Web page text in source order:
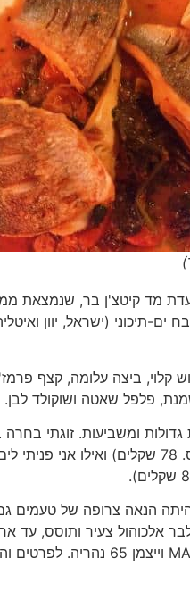
מד קיטצ'ן בר, שנמצאת
(ישראל, יוון
שאטה ושוקולד לבן. 68 שקלים).
גדולות ומשביעות. זוגתי
שפונדרה בבישול ארוך, פטריות, אפונים,
הנאה צרופה של טעמים גם